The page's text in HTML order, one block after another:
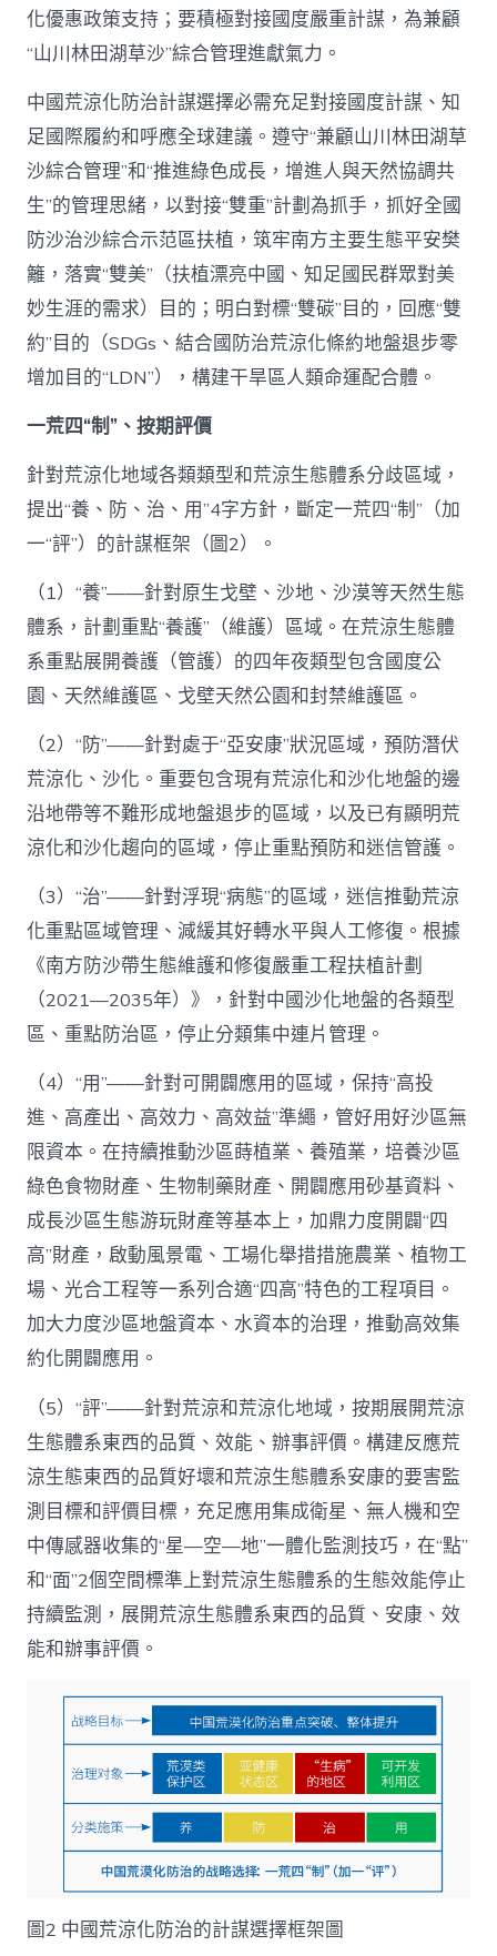
化優惠政策支持；要積極對接國度嚴重計謀，為兼顧
“山川林田湖草沙”綜合管理進獻氣力。
中國荒涼化防治計謀選擇必需充足對接國度計謀、知
足國際履約和呼應全球建議。遵守“兼顧山川林田湖草
沙綜合管理”和“推進綠色成長，增進人與天然協調共
生”的管理思緒，以對接“雙重”計劃為抓手，抓好全國
防沙治沙綜合示范區扶植，筑牢南方主要生態平安樊
籬，落實“雙美”（扶植漂亮中國、知足國民群眾對美
妙生涯的需求）目的；明白對標“雙碳”目的，回應“雙
約”目的（SDGs、結合國防治荒涼化條約地盤退步零
增加目的“LDN”），構建干旱區人類命運配合體。
一荒四“制”、按期評價
針對荒涼化地域各類類型和荒涼生態體系分歧區域，
提出“養、防、治、用”4字方針，斷定一荒四“制”（加
一“評”）的計謀框架（圖2）。
（1）“養”——針對原生戈壁、沙地、沙漠等天然生態
體系，計劃重點“養護”（維護）區域。在荒涼生態體
系重點展開養護（管護）的四年夜類型包含國度公
園、天然維護區、戈壁天然公園和封禁維護區。
（2）“防”——針對處于“亞安康”狀況區域，預防潛伏
荒涼化、沙化。重要包含現有荒涼化和沙化地盤的邊
沿地帶等不難形成地盤退步的區域，以及已有顯明荒
涼化和沙化趨向的區域，停止重點預防和迷信管護。
（3）“治”——針對浮現“病態”的區域，迷信推動荒涼
化重點區域管理、減緩其好轉水平與人工修復。根據
《南方防沙帶生態維護和修復嚴重工程扶植計劃
（2021—2035年）》，針對中國沙化地盤的各類型
區、重點防治區，停止分類集中連片管理。
（4）“用”——針對可開闢應用的區域，保持“高投
進、高產出、高效力、高效益”準繩，管好用好沙區無
限資本。在持續推動沙區蒔植業、養殖業，培養沙區
綠色食物財產、生物制藥財產、開闢應用砂基資料、
成長沙區生態游玩財產等基本上，加鼎力度開闢“四
高”財產，啟動風景電、工場化舉措措施農業、植物工
場、光合工程等一系列合適“四高”特色的工程項目。
加大力度沙區地盤資本、水資本的治理，推動高效集
約化開闢應用。
（5）“評”——針對荒涼和荒涼化地域，按期展開荒涼
生態體系東西的品質、效能、辦事評價。構建反應荒
涼生態東西的品質好壞和荒涼生態體系安康的要害監
測目標和評價目標，充足應用集成衛星、無人機和空
中傳感器收集的“星—空—地”一體化監測技巧，在“點”
和“面”2個空間標準上對荒涼生態體系的生態效能停止
持續監測，展開荒涼生態體系東西的品質、安康、效
能和辦事評價。
圖2 中國荒涼化防治的計謀選擇框架圖